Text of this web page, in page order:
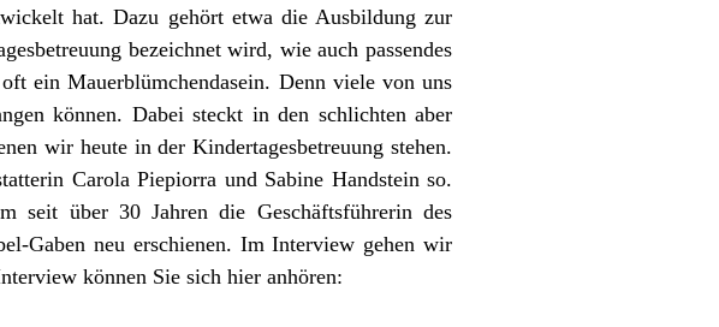
hat. Dazu gehört etwa die Ausbildung zur
bezeichnet wird, wie auch passendes
ein Mauerblümchendasein. Denn viele von uns
können. Dabei steckt in den schlichten aber
wir heute in der Kindertagesbetreuung stehen.
Carola Piepiorra und Sabine Handstein so.
seit über 30 Jahren die Geschäftsführerin des
Gaben neu erschienen. Im Interview gehen wir
können Sie sich hier anhören: